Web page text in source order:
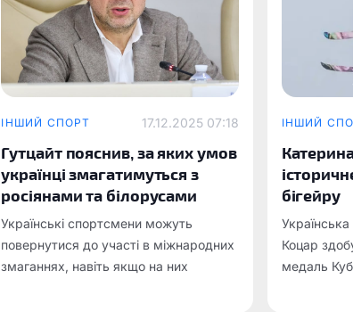
ІНШИЙ СПОРТ 17.12.2025 07:18
Гутцайт пояснив, за яких умов
українці змагатимуться з
росіянами та білорусами
Українські спортсмени можуть
повернутися до участі в міжнародних
змаганнях, навіть якщо на них
ІНШИЙ
бігейру
Коцар
медаль